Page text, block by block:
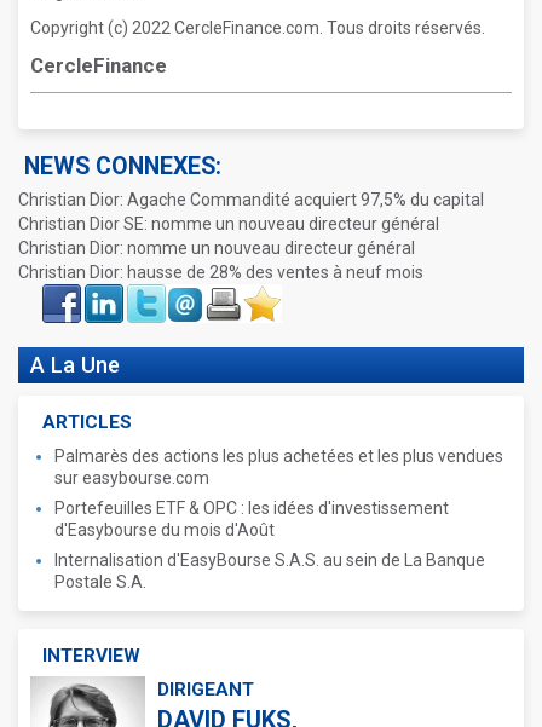
Copyright (c) 2022 CercleFinance.com. Tous droits réservés.
CercleFinance
NEWS CONNEXES:
Christian Dior: Agache Commandité acquiert 97,5% du capital
Christian Dior SE: nomme un nouveau directeur général
Christian Dior: nomme un nouveau directeur général
Christian Dior: hausse de 28% des ventes à neuf mois
Face
book
LinkIn Twitter Envoyer ImprimerFavoris
A La Une
ARTICLES
Palmarès des actions les plus achetées et les plus vendues
sur easybourse.com
Portefeuilles ETF & OPC : les idées d'investissement
d'Easybourse du mois d'Août
Internalisation d'EasyBourse S.A.S. au sein de La Banque
Postale S.A.
INTERVIEW
DIRIGEANT
DAVID FUKS,